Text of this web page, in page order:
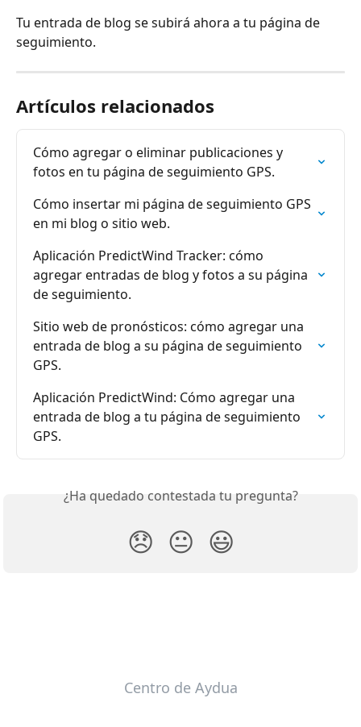
Tu entrada de blog se subirá ahora a tu página de
seguimiento.
Artículos relacionados
Cómo agregar o eliminar publicaciones y
fotos en tu página de seguimiento GPS.
Cómo insertar mi página de seguimiento GPS
en mi blog o sitio web.
Aplicación PredictWind Tracker: cómo
agregar entradas de blog y fotos a su página
de seguimiento.
Sitio web de pronósticos: cómo agregar una
entrada de blog a su página de seguimiento
GPS.
Aplicación PredictWind: Cómo agregar una
entrada de blog a tu página de seguimiento
GPS.
¿Ha quedado contestada tu pregunta?
😞 😐 😃
Centro de Aydua